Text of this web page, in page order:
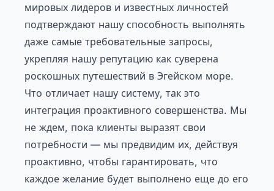
мировых лидеров и известных личностей
подтверждают нашу способность выполнять
даже самые требовательные запросы,
укрепляя нашу репутацию как суверена
роскошных путешествий в Эгейском море.
Что отличает нашу систему, так это
интеграция проактивного совершенства. Мы
не ждем, пока клиенты выразят свои
потребности — мы предвидим их, действуя
проактивно, чтобы гарантировать, что
каждое желание будет выполнено еще до его